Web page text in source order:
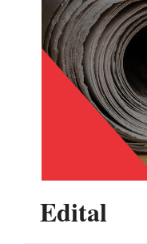
Edital